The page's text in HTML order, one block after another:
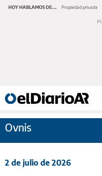
HOY HABLAMOS DE... Propiedad privada
Ovnis
2 de julio de 2026